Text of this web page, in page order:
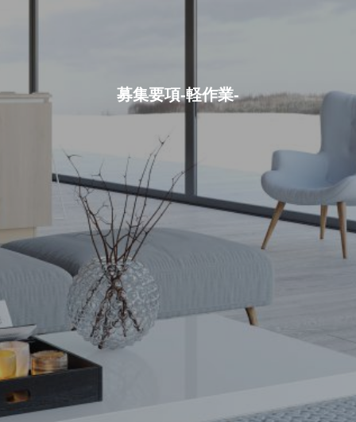
募集要項-軽作業-